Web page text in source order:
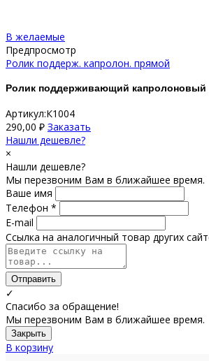
В желаемые
Предпросмотр
Ролик поддерж. капролон. прямой
Ролик поддерживающий капролоновый
Артикул:К1004
290,00 ₽ Заказать
Нашли дешевле?
×
Нашли дешевле?
Мы перезвоним Вам в ближайшее время.
Ваше имя
Телефон *
E-mail
Ссылка на аналогичный товар других
Отправить
✓
Спасибо за обращение!
Мы перезвоним Вам в ближайшее время.
Закрыть
В корзину